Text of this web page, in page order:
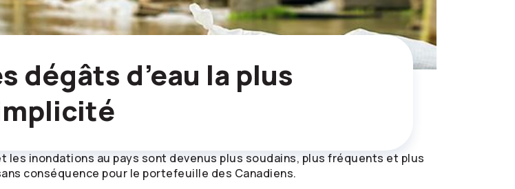
dégâts d’eau la plus
inondations au pays sont devenus plus soudains, plus fréquents et plus
conséquence pour le portefeuille des Canadiens.